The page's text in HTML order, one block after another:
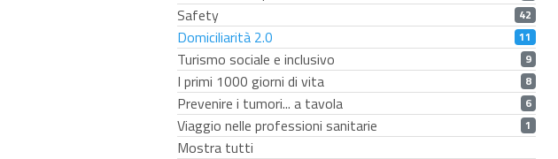
Safety 42
Domiciliarità 2.0 11
Turismo sociale e inclusivo 9
I primi 1000 giorni di vita 8
Prevenire i tumori... a tavola 6
Viaggio nelle professioni sanitarie 1
Mostra tutti